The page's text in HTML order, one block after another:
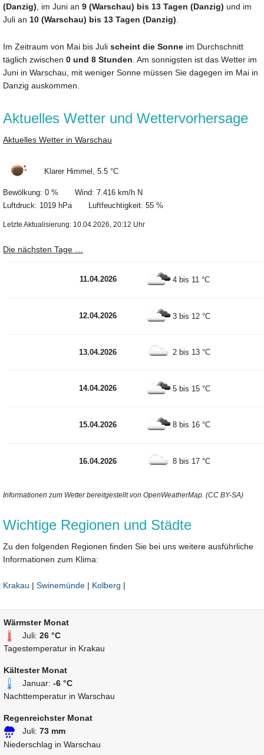
(Danzig) , im Juni an 9 (Warschau) bis 13 Tagen (Danzig) und im
Juli an 10 (Warschau) bis 13 Tagen (Danzig)
Im Zeitraum von Mai bis Juli scheint die Sonne im Durchschnitt
täglich zwischen 0 und 8 Stunden . Am sonnigsten ist das Wetter im
Juni in Warschau, mit weniger Sonne müssen Sie dagegen im Mai in
Danzig auskommen.
Aktuelles Wetter und Wettervorhersage
Aktuelles Wetter in Warschau
Klarer Himmel, 5.5 °C
Bewölkung: 0 % Wind: 7.416 km/h N
Luftdruck: 1019 hPa Luftfeuchtigkeit: 55 %
Letzte Aktualisierung: 10.04.2026, 20:12 Uhr
Die nächsten Tage …
11.04.2026 4 bis 11 °C
12.04.2026 3 bis 12 °C
13.04.2026 2 bis 13 °C
14.04.2026 5 bis 15 °C
15.04.2026 8 bis 16 °C
16.04.2026 8 bis 17 °C
Informationen zum Wetter bereitgestellt von OpenWeatherMap. (CC BY-SA)
Wichtige Regionen und Städte
Zu den folgenden Regionen finden Sie bei uns weitere ausführliche
Informationen zum Klima:
Krakau | Swinemünde | Kolberg |
Wärmster Monat
Juli: 26 °C
Tagestemperatur in Krakau
Kältester Monat
Januar: -6 °C
Nachttemperatur in Warschau
Regenreichster Monat
Juli: 73 mm
Niederschlag in Warschau